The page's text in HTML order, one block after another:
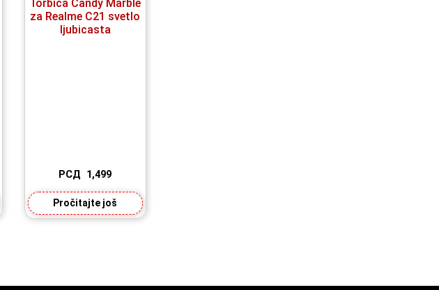
Torbica Candy Marble
za Realme C21 svetlo
ljubicasta
РСД 1,499
Pročitajte još